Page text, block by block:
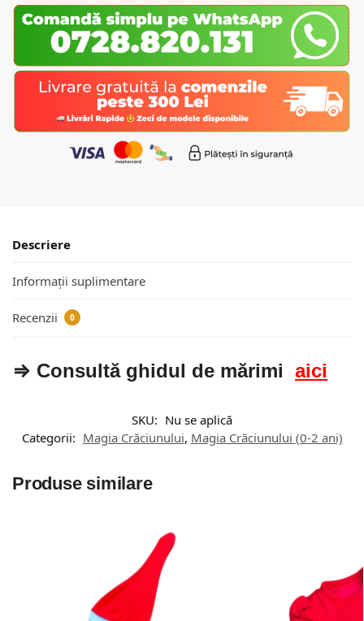
Descriere
Informații suplimentare
Recenzii 0
⇒ Consultă ghidul de mărimi aici
SKU: Nu se aplică
Categorii: Magia Crăciunului, Magia Crăciunului (0-2 ani)
Produse similare